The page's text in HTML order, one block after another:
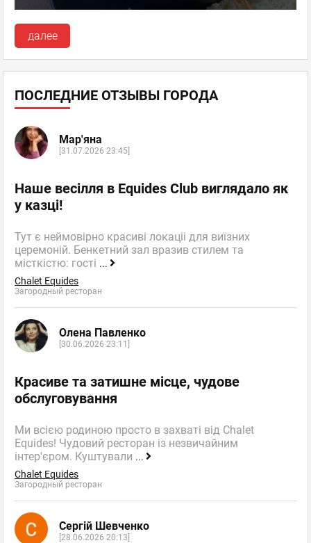
далее
ПОСЛЕДНИЕ ОТЗЫВЫ ГОРОДА
Мар'яна
[31.07.2026 23:45]
Наше весілля в Equides Club виглядало як
у казці!
Тут є неймовірно красиві локаціі для виїзних
церемоній. Бенкетний зал вразив стилем та
місткістю: гості ...
Chalet Equides
Загородный ресторан
Олена Павленко
[30.06.2026 23:11]
Красиве та затишне місце, чудове
обслуговування
Ми всією родиною просто в захваті від Chalet
Equides! Чудовий ресторан із незвичайним
інтер'єром. Куштували ...
Chalet Equides
Загородный ресторан
Сергій Шевченко
[28.06.2026 20:13]